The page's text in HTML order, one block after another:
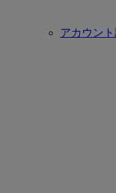
アカウン